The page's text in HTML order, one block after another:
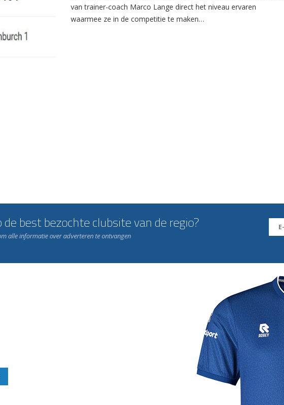
van trainer-coach Marco Lange direct het niveau ervaren
waarmee ze in de competitie te maken…
best bezochte clubsite van de regio?
alle informatie over adverteren te ontvangen